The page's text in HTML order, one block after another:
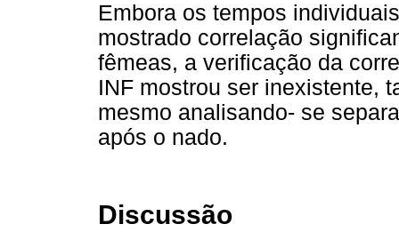
Embora os tempos
mostrado correlação
fêmeas, a verificação da
INF mostrou ser inexistente,
mesmo analisando- se
após o nado.
Discussão